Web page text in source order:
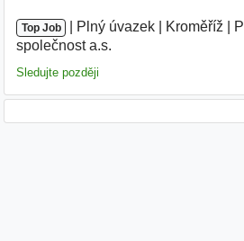
Top Job Plný úvazek Kroměříž
společnost a.s.
Sledujte později